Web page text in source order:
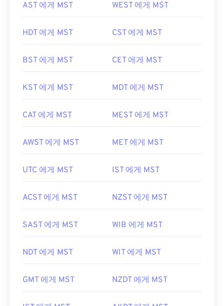
AST 에게 MST WEST 에게 MST
HDT 에게 MST CST 에게 MST
BST 에게 MST CET 에게 MST
KST 에게 MST MDT 에게 MST
CAT 에게 MST MEST 에게 MST
AWST 에게 MST MET 에게 MST
UTC 에게 MST IST 에게 MST
ACST 에게 MST NZST 에게 MST
SAST 에게 MST WIB 에게 MST
NDT 에게 MST WIT 에게 MST
GMT 에게 MST NZDT 에게 MST